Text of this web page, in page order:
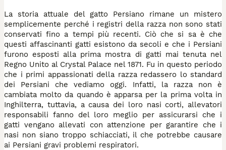
La storia attuale del gatto Persiano rimane un mistero
semplicemente perché i registri della razza non sono stati
conservati fino a tempi più recenti. Ciò che si sa è che
questi affascinanti gatti esistono da secoli e che i Persiani
furono esposti alla prima mostra di gatti mai tenuta nel
Regno Unito al Crystal Palace nel 1871. Fu in questo periodo
che i primi appassionati della razza redassero lo standard
dei Persiani che vediamo oggi. Infatti, la razza non è
cambiata molto da quando è apparsa per la prima volta in
Inghilterra, tuttavia, a causa dei loro nasi corti, allevatori
responsabili fanno del loro meglio per assicurarsi che i
gatti vengano allevati con attenzione per garantire che i
nasi non siano troppo schiacciati, il che potrebbe causare
ai Persiani gravi problemi respiratori.